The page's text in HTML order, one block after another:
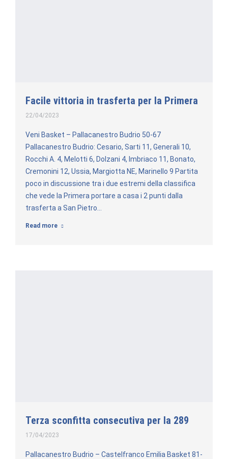
Facile vittoria in trasferta per la Primera
22/04/2023
Veni Basket – Pallacanestro Budrio 50-67
Pallacanestro Budrio: Cesario, Sarti 11, Generali 10,
Rocchi A. 4, Melotti 6, Dolzani 4, Imbriaco 11, Bonato,
Cremonini 12, Ussia, Margiotta NE, Marinello 9 Partita
poco in discussione tra i due estremi della classifica
che vede la Primera portare a casa i 2 punti dalla
trasferta a San Pietro…
Read more
Terza sconfitta consecutiva per la 289
17/04/2023
Pallacanestro Budrio – Castelfranco Emilia Basket 81-